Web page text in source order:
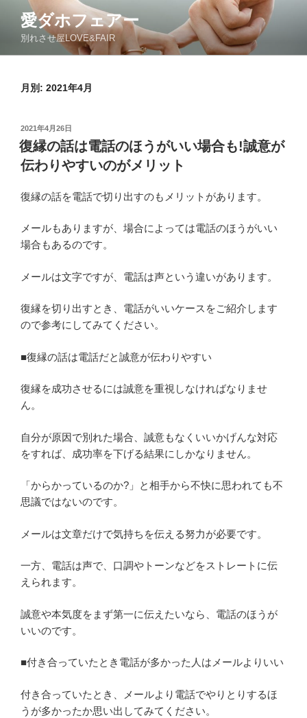
ン
愛ダホフェアー
別れさせ屋LOVE&FAIR
月別: 2021年4月
投
稿
日:
2021年4月26日
復縁の話は電話のほうがいい場合も!誠意が
伝わりやすいのがメリット
復縁の話を電話で切り出すのもメリットがあります。
メールもありますが、場合によっては電話のほうがいい
場合もあるのです。
メールは文字ですが、電話は声という違いがあります。
復縁を切り出すとき、電話がいいケースをご紹介します
ので参考にしてみてください。
■復縁の話は電話だと誠意が伝わりやすい
復縁を成功させるには誠意を重視しなければなりませ
ん。
自分が原因で別れた場合、誠意もなくいいかげんな対応
をすれば、成功率を下げる結果にしかなりません。
「からかっているのか?」と相手から不快に思われても不
思議ではないのです。
メールは文章だけで気持ちを伝える努力が必要です。
一方、電話は声で、口調やトーンなどをストレートに伝
えられます。
誠意や本気度をまず第一に伝えたいなら、電話のほうが
いいのです。
■付き合っていたとき電話が多かった人はメールよりいい
付き合っていたとき、メールより電話でやりとりするほ
うが多かったか思い出してみてください。